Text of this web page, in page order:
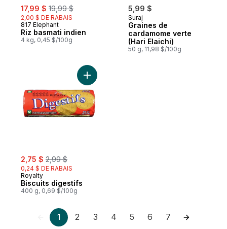
sale:
17,99 $ , formerly:
19,99 $
2,00 $ DE RABAIS
817 Elephant
Riz basmati indien
4 kg, 0,45 $/100g
5,99 $
Suraj
Graines de
cardamome verte
(Hari Elaichi)
50 g, 11,98 $/100g
sale:
2,75 $ , formerly:
2,99 $
0,24 $ DE RABAIS
Royalty
Biscuits digestifs
400 g, 0,69 $/100g
Ajouter Biscuits digestifs au panier
1 2 3 4 5 6 7